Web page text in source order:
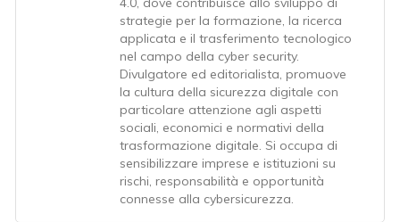
strategie per la formazione, la ricerca
applicata e il trasferimento tecnologico
nel campo della cyber security.
Divulgatore ed editorialista, promuove
la cultura della sicurezza digitale con
particolare attenzione agli aspetti
sociali, economici e normativi della
trasformazione digitale. Si occupa di
sensibilizzare imprese e istituzioni su
rischi, responsabilità e opportunità
connesse alla cybersicurezza.